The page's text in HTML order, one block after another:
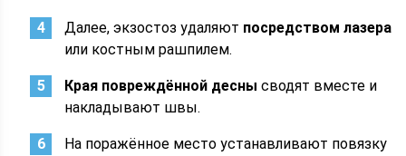
Далее, экзостоз удаляют посредством лазера
или костным рашпилем.
Края повреждённой десны сводят вместе и
накладывают швы.
На поражённое место устанавливают повязку